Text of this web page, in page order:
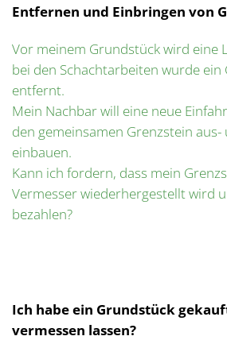
Entfernen und Einbringen von
Vor meinem Grundstück wird eine
bei den Schachtarbeiten wurde ein
entfernt.
Mein Nachbar will eine neue
den gemeinsamen Grenzstein
einbauen.
Kann ich fordern, dass mein
Vermesser wiederhergestellt wird
bezahlen?
Ich habe ein Grundstück
vermessen lassen?